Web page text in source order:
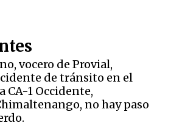
vocero de Provial,
de tránsito en el
CA-1 Occidente,
no hay paso